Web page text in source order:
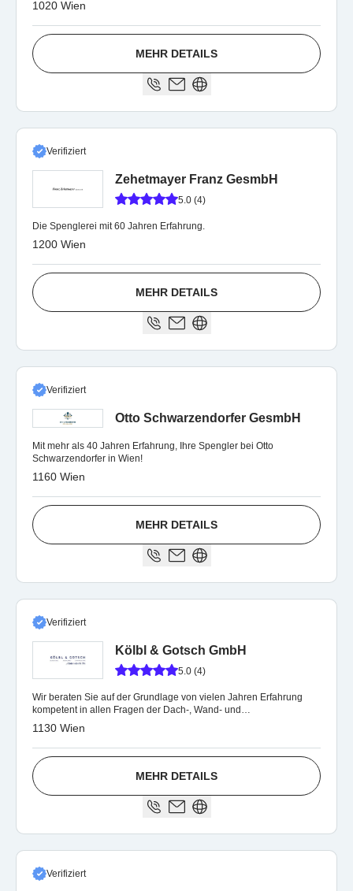
1020 Wien
MEHR DETAILS
Verifiziert
Zehetmayer Franz GesmbH
5.0 (4)
Die Spenglerei mit 60 Jahren Erfahrung.
1200 Wien
MEHR DETAILS
Verifiziert
Otto Schwarzendorfer GesmbH
Mit mehr als 40 Jahren Erfahrung, Ihre Spengler bei Otto
Schwarzendorfer in Wien!
1160 Wien
MEHR DETAILS
Verifiziert
Kölbl & Gotsch GmbH
5.0 (4)
Wir beraten Sie auf der Grundlage von vielen Jahren Erfahrung
kompetent in allen Fragen der Dach-, Wand- und
Abdichtungstechnik.
1130 Wien
MEHR DETAILS
Verifiziert